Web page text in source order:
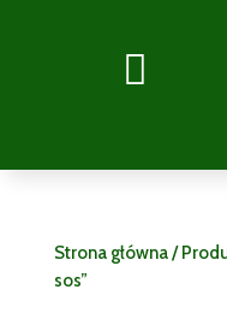

Strona główna/
sos”